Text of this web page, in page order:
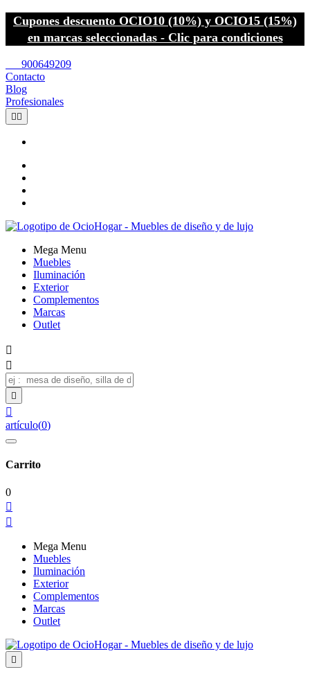
Cupones descuento OCIO10 (10%) y OCIO15 (15%)
en marcas seleccionadas - Clic para condiciones
900649209
Contacto
Blog
Profesionales
 
Mega Menu
Muebles
Iluminación
Exterior
Complementos
Marcas
Outlet




artículo(0)
Carrito
0


Mega Menu
Muebles
Iluminación
Exterior
Complementos
Marcas
Outlet
